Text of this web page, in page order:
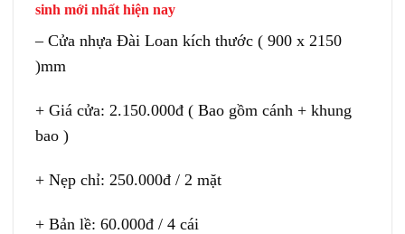
sinh mới nhất hiện nay
– Cửa nhựa Đài Loan kích thước ( 900 x 2150
)mm
+ Giá cửa: 2.150.000đ ( Bao gồm cánh + khung
bao )
+ Nẹp chỉ: 250.000đ / 2 mặt
+ Bản lề: 60.000đ / 4 cái